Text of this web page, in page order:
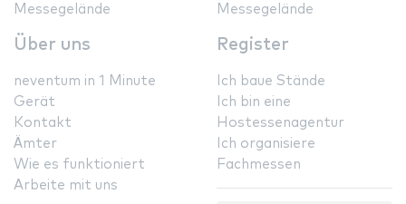
Messegelände
Messegelände
Über uns
neventum in 1 Minute
Gerät
Kontakt
Ämter
Wie es funktioniert
Arbeite mit uns
Register
Ich baue Stände
Ich bin eine
Hostessenagentur
Ich organisiere
Fachmessen